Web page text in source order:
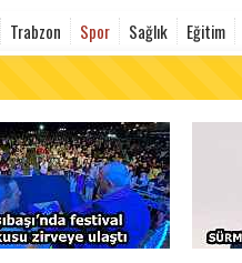
Trabzon Spor Sağlık Eğitim
AĞUSTOS AYI